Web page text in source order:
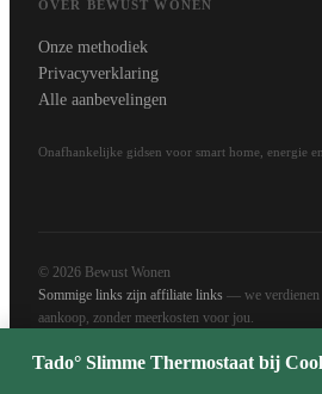
Tado° Slimme Thermostaat bij
OVER BEWUST WONEN
Onze methodiek
Privacyverklaring
Alle aanbevelingen
Onafhankelijke gidsen voor smart home, energie
© 2026 Bewust Wonen
Sommige links zijn affiliate links — we verdienen
aankoop, zonder meerkosten voor jou.